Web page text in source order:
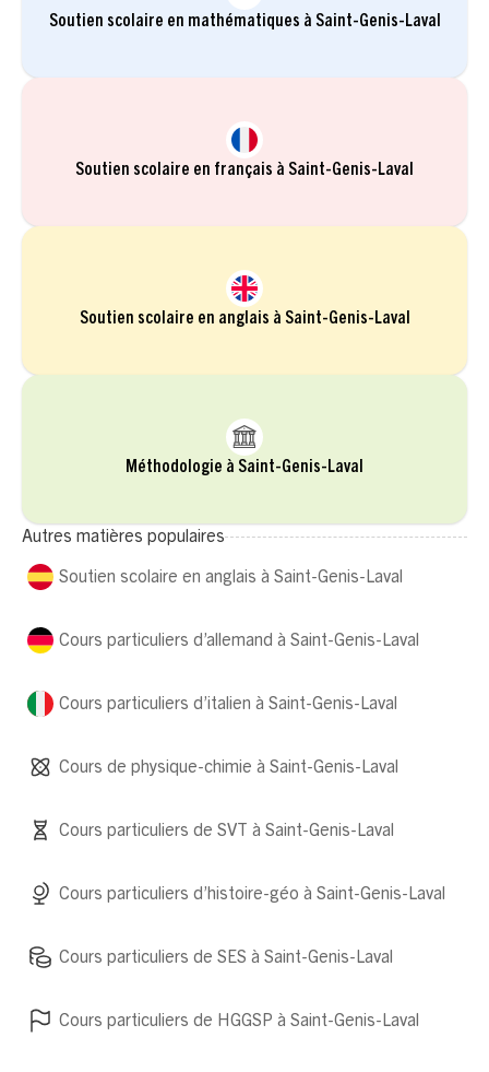
Soutien scolaire en mathématiques à Saint-Genis-Laval
Soutien scolaire en français à Saint-Genis-Laval
Soutien scolaire en anglais à Saint-Genis-Laval
Méthodologie à Saint-Genis-Laval
Autres matières populaires
Soutien scolaire en anglais à Saint-Genis-Laval
Cours particuliers d’histoire-géo à Saint-Genis-Laval
Cours particuliers de SES à Saint-Genis-Laval
Cours particuliers de HGGSP à Saint-Genis-Laval
Cours particuliers d’allemand à Saint-Genis-Laval
Cours particuliers d’italien à Saint-Genis-Laval
Cours de physique-chimie à Saint-Genis-Laval
Cours particuliers de SVT à Saint-Genis-Laval